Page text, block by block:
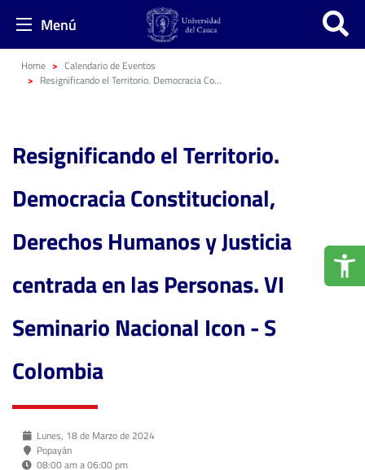
Menú
Home
Calendario de Eventos
Resignificando el Territorio. Democracia Constitucional, Derechos Humanos y Justicia centrada en las Personas. VI Seminario Nacional Icon - S Colombia
Resignificando el Territorio.
Democracia Constitucional,
Derechos Humanos y Justicia
centrada en las Personas. VI
Seminario Nacional Icon - S
Colombia
Lunes, 18 de Marzo de 2024
Popayán
08:00 am a 06:00 pm